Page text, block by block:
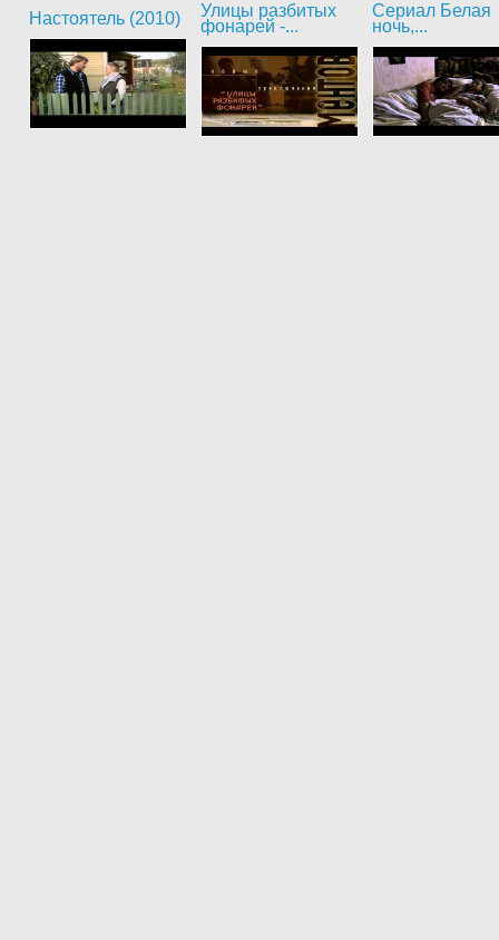
Настоятель (2010)
Улицы разбитых
фонарей -...
Сериал Белая
ночь,...